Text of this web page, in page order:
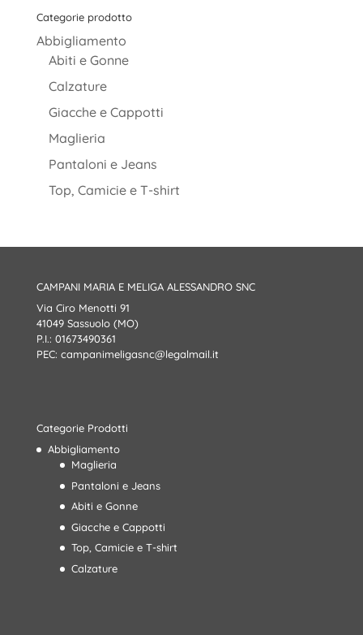
Categorie prodotto
Abbigliamento
Abiti e Gonne
Calzature
Giacche e Cappotti
Maglieria
Pantaloni e Jeans
Top, Camicie e T-shirt
CAMPANI MARIA E MELIGA ALESSANDRO SNC
Via Ciro Menotti 91
41049 Sassuolo (MO)
P.I.: 01673490361
PEC: campanimeligasnc@legalmail.it
Categorie Prodotti
Abbigliamento
Maglieria
Pantaloni e Jeans
Abiti e Gonne
Giacche e Cappotti
Top, Camicie e T-shirt
Calzature